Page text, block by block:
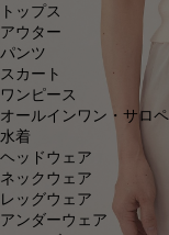
トップス
アウター
パンツ
スカート
ワンピース
オールインワン・サロ
水着
ヘッドウェア
ネックウェア
レッグウェア
アンダーウェア